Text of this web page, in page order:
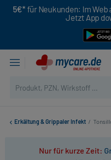
5€* für Neukunden: Im Web
Jetzt App
Erkältung & Grippaler Infekt /
Nur für kurze Zeit: